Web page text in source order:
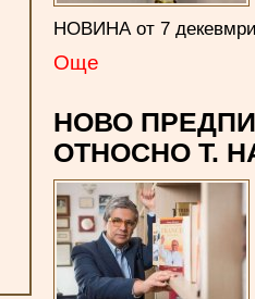
НОВИНА от 7 декевмри
Oще
НОВО
ОТНОСНО Т.